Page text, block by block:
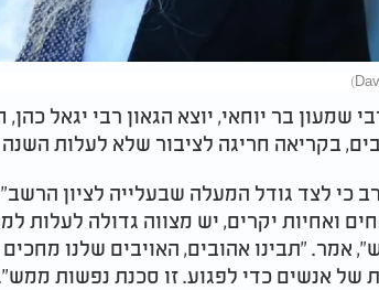
שמעון בר יוחאי, יוצא הגאון רבי יגאל
בקריאה חריגה לציבור שלא לעלות
כי לצד גודל המעלה שבעלייה לציון
ואחיות יקרים, יש מצווה גדולה לעלות
אמר. "תבינו אהובים, האויבים שלנו
של אנשים כדי לפגוע. זו סכנת נפשות